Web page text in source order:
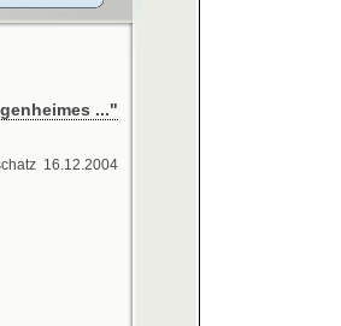
..."
16.12.2004